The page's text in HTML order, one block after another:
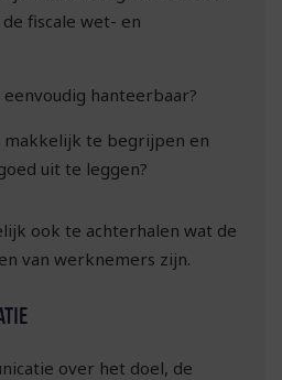
fiscale wet- en
hanteerbaar?
makkelijk te begrijpen en
uit te leggen?
ook te achterhalen wat de
van werknemers zijn.
over het doel, de